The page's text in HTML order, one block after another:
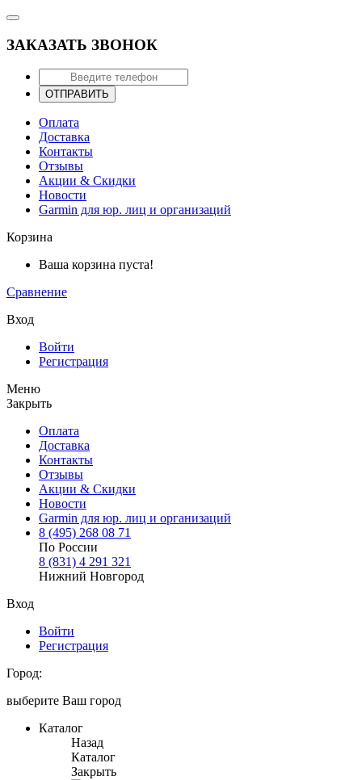
ЗАКАЗАТЬ ЗВОНОК
ОТПРАВИТЬ
Оплата
Доставка
Контакты
Отзывы
Акции & Скидки
Новости
Garmin для юр. лиц и организаций
Корзина
Ваша корзина пуста!
Сравнение
Вход
Войти
Регистрация
Меню
Закрыть
Оплата
Доставка
Контакты
Отзывы
Акции & Скидки
Новости
Garmin для юр. лиц и организаций
8 (495) 268 08 71
По России
8 (831) 4 291 321
Нижний Новгород
Вход
Войти
Регистрация
Город:
выберите Ваш город
Каталог
Назад
Каталог
Закрыть